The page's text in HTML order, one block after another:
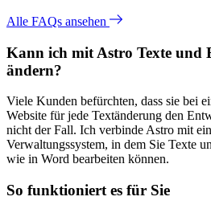
Alle FAQs ansehen
Kann ich mit Astro Texte und
ändern?
Viele Kunden befürchten, dass sie bei
Website für jede Textänderung den
nicht der Fall. Ich verbinde Astro mit
Verwaltungssystem, in dem Sie Texte
wie in Word bearbeiten können.
So funktioniert es für Sie